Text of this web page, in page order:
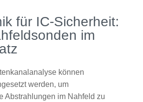
für IC-Sicherheit:
im
können
werden, um
Abstrahlungen im Nahfeld zu